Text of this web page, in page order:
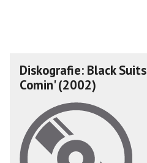
Diskografie: Black Suits
Comin' (2002)